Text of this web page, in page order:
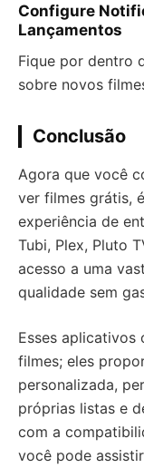
Configure
Lançamentos
Fique por dentro
sobre novos
Conclusão
Agora que você
ver filmes grátis,
experiência de
Tubi, Plex, Pluto
acesso a uma
qualidade sem
Esses aplicativos
filmes; eles
personalizada,
próprias listas e
com a
você pode